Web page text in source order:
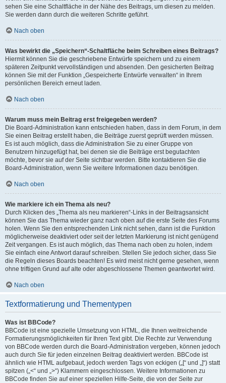
sehen Sie eine Schaltfläche in der Nähe des Beitrags, um diesen zu melden.
Sie werden dann durch die weiteren Schritte geführt.
Nach oben
Was bewirkt die „Speichern“-Schaltfläche beim Schreiben eines Beitrags?
Hiermit können Sie die geschriebene Entwürfe speichern und zu einem
späteren Zeitpunkt vervollständigen und absenden. Den gesicherten Beitrag
können Sie mit der Funktion „Gespeicherte Entwürfe verwalten“ in Ihrem
persönlichen Bereich erneut laden.
Nach oben
Warum muss mein Beitrag erst freigegeben werden?
Die Board-Administration kann entschieden haben, dass in dem Forum, in dem
Sie einen Beitrag erstellt haben, die Beiträge zuerst geprüft werden müssen.
Es ist auch möglich, dass die Administration Sie zu einer Gruppe von
Benutzern hinzugefügt hat, bei denen sie die Beiträge erst begutachten
möchte, bevor sie auf der Seite sichtbar werden. Bitte kontaktieren Sie die
Board-Administration, wenn Sie weitere Informationen dazu benötigen.
Nach oben
Wie markiere ich ein Thema als neu?
Durch Klicken des „Thema als neu markieren“-Links in der Beitragsansicht
können Sie das Thema wieder ganz nach oben auf die erste Seite des Forums
holen. Wenn Sie den entsprechenden Link nicht sehen, dann ist die Funktion
möglicherweise deaktiviert oder seit der letzten Markierung ist nicht genügend
Zeit vergangen. Es ist auch möglich, das Thema nach oben zu holen, indem
Sie einfach eine Antwort darauf schreiben. Stellen Sie jedoch sicher, dass Sie
die Regeln dieses Boards beachten! Es wird meist nicht gerne gesehen, wenn
ohne triftigen Grund auf alte oder abgeschlossene Themen geantwortet wird.
Nach oben
Textformatierung und Thementypen
Was ist BBCode?
BBCode ist eine spezielle Umsetzung von HTML, die Ihnen weitreichende
Formatierungsmöglichkeiten für Ihren Text gibt. Die Rechte zur Verwendung
von BBCode werden durch die Board-Administration vergeben, können jedoch
auch durch Sie für jeden einzelnen Beitrag deaktiviert werden. BBCode ist
ähnlich wie HTML aufgebaut, jedoch werden Tags von eckigen („[“ und „]“) statt
spitzen („<“ und „>“) Klammern eingeschlossen. Weitere Informationen zu
BBCode finden Sie auf einer speziellen Hilfe-Seite, die von der Seite zur